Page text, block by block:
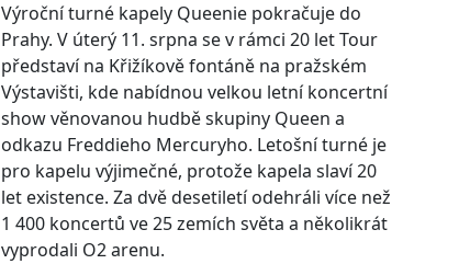
Výroční turné kapely Queenie pokračuje do
Prahy. V úterý 11. srpna se v rámci 20 let Tour
představí na Křižíkově fontáně na pražském
Výstavišti, kde nabídnou velkou letní koncertní
show věnovanou hudbě skupiny Queen a
odkazu Freddieho Mercuryho. Letošní turné je
pro kapelu výjimečné, protože kapela slaví 20
let existence. Za dvě desetiletí odehráli více než
1 400 koncertů ve 25 zemích světa a několikrát
vyprodali O2 arenu.